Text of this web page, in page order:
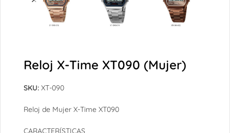
Reloj X-Time XT090 (Mujer)
SKU: XT-090
Reloj de Mujer X-Time XT090
CARACTERÍSTICAS